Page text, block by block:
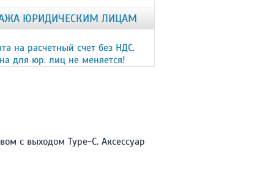
ЮРИДИЧЕСКИМ ЛИЦАМ
на расчетный счет без НДС.
для юр. лиц не меняется!
с выходом Type-C. Аксессуар